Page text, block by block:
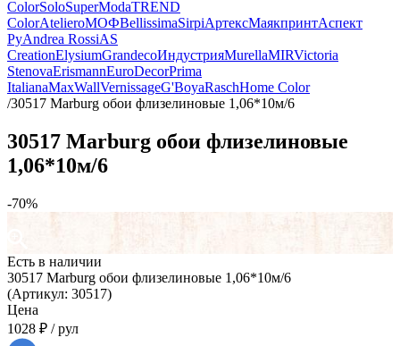
ColorSoloSuperModaTREND
ColorAtelieroМОФBellissimaSirpiАртексМаякпринтАспект
РуAndrea RossiAS
CreationElysiumGrandecoИндустрияMurellaMIRVictoria
StenovaErismannEuroDecorPrima
ItalianaMaxWallVernissageG'BoyaRaschHome Color
/30517 Marburg обои флизелиновые 1,06*10м/6
30517 Marburg обои флизелиновые
1,06*10м/6
-70%
Есть в наличии
30517 Marburg обои флизелиновые 1,06*10м/6
(Артикул: 30517)
Цена
1028 ₽ / рул